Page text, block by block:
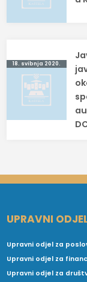
18. svibnja 2020.
UPRAVNI
Upravni odjel za
Upravni odjel za
Upravni odjel za